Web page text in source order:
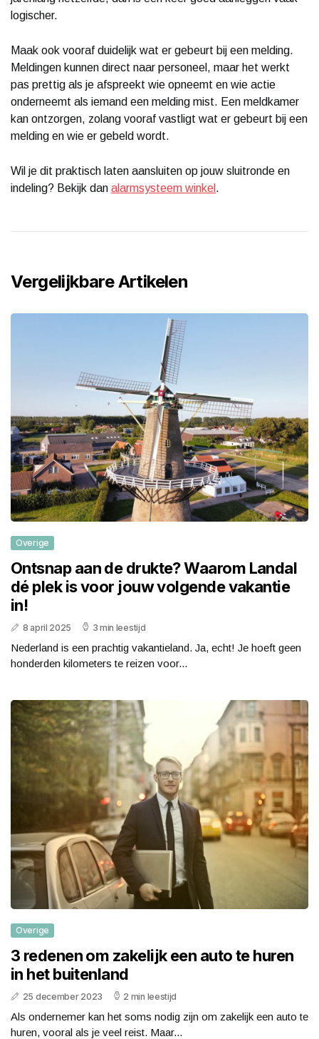
logischer.
Maak ook vooraf duidelijk wat er gebeurt bij een melding.
Meldingen kunnen direct naar personeel, maar het werkt
pas prettig als je afspreekt wie opneemt en wie actie
onderneemt als iemand een melding mist. Een meldkamer
kan ontzorgen, zolang vooraf vastligt wat er gebeurt bij een
melding en wie er gebeld wordt.
Wil je dit praktisch laten aansluiten op jouw sluitronde en
indeling? Bekijk dan alarmsysteem winkel .
Vergelijkbare Artikelen
Overige
Ontsnap aan de drukte? Waarom Landal
dé plek is voor jouw volgende vakantie
in!
8 april 2025 3 min leestijd
Nederland is een prachtig vakantieland. Ja, echt! Je hoeft geen
honderden kilometers te reizen voor...
Overige
3 redenen om zakelijk een auto te huren
in het buitenland
25 december 2023 2 min leestijd
Als ondernemer kan het soms nodig zijn om zakelijk een auto te
huren, vooral als je veel reist. Maar...